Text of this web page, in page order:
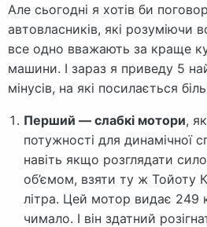
Але сьогодні я хотів би
автовласників, які розуміючи
все одно вважають за краще
машини. І зараз я приведу 5
мінусів, на які посилається
Перший — слабкі мотори,
потужності для динамічної
навіть якщо розглядати
об’ємом, взяти ту ж Тойоту
літра. Цей мотор видає 249
чимало. І він здатний